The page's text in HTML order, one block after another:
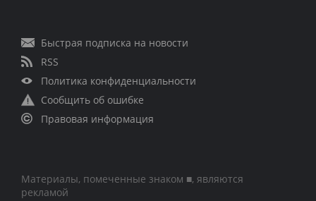
Быстрая подписка на новости
RSS
Политика конфиденциальности
Сообщить об ошибке
Правовая информация
Материалы, помеченные знаком ■, являются
рекламой